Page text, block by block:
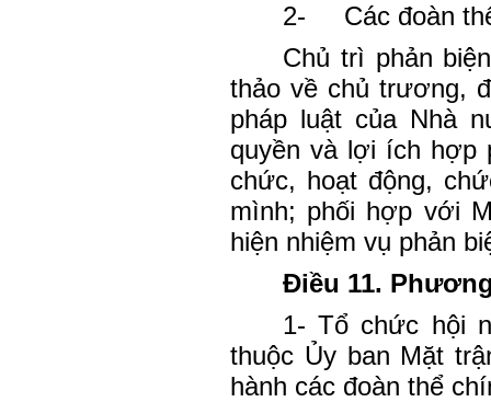
2-
Các đoàn
Chủ trì phản
thảo về chủ trương,
pháp luật của Nhà
quyền và lợi ích hợp
chức, hoạt động,
mình; phối hợp với
hiện nhiệm vụ phản
Điều 11.
1- Tổ chức hội
thuộc Ủy ban Mặt
hành các đoàn thể